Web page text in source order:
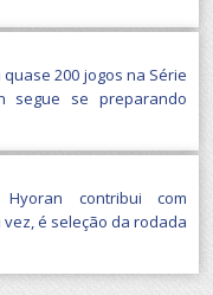
200 jogos na Série
segue se preparando
contribui com
é seleção da rodada